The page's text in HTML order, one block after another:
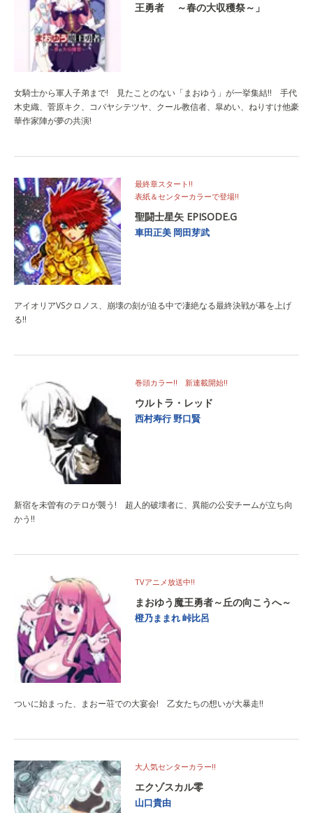
王勇者 ～春の大収穫祭～」
女騎士から軍人子弟まで! 見たことのない「まおゆう」が一挙集結!! 手代
木史織、菅原キク、コバヤシテツヤ、クール教信者、皐めい、ねりすけ他豪
華作家陣が夢の共演!
最終章スタート!!
表紙＆センターカラーで登場!!
聖闘士星矢 EPISODE.G
車田正美 岡田芽武
アイオリアVSクロノス、崩壊の刻が迫る中で凄絶なる最終決戦が幕を上げ
る!!
巻頭カラー!! 新連載開始!!
ウルトラ・レッド
西村寿行野口賢
新宿を未曽有のテロが襲う! 超人的破壊者に、異能の公安チームが立ち向
かう!!
TVアニメ放送中!!
まおゆう魔王勇者～丘の向こうへ～
橙乃ままれ峠比呂
ついに始まった、まおー荘での大宴会! 乙女たちの想いが大暴走!!
大人気センターカラー!!
エクゾスカル零
山口貴由